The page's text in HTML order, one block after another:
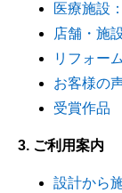
医療施設
店舗・施
リフォー
お客様の
受賞作品
3. ご利用案内
設計から